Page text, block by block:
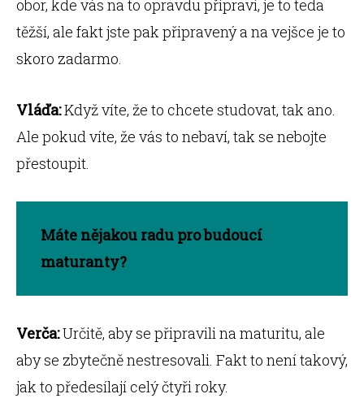
obor, kde vás na to opravdu připraví, je to teda
těžší, ale fakt jste pak připravený a na vejšce je to
skoro zadarmo.
Vláďa:Když víte, že to chcete studovat, tak ano.
Ale pokud víte, že vás to nebaví, tak se nebojte
přestoupit.
Máte nějakou radu pro budoucí
maturanty?
Verča:Určitě, aby se připravili na maturitu, ale
aby se zbytečně nestresovali. Fakt to není takový,
jak to předesílají celý čtyři roky.